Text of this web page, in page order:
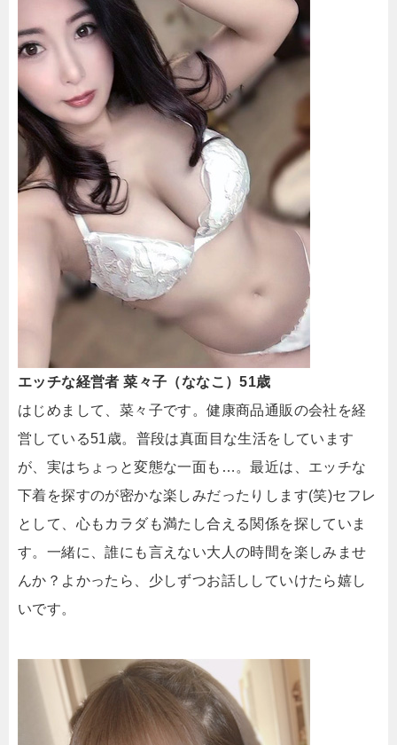
エッチな経営者 菜々子（ななこ）51歳
はじめまして、菜々子です。健康商品通販の会社を経
営している51歳。普段は真面目な生活をしています
が、実はちょっと変態な一面も…。最近は、エッチな
下着を探すのが密かな楽しみだったりします(笑)セフレ
として、心もカラダも満たし合える関係を探していま
す。一緒に、誰にも言えない大人の時間を楽しみませ
んか？よかったら、少しずつお話ししていけたら嬉し
いです。